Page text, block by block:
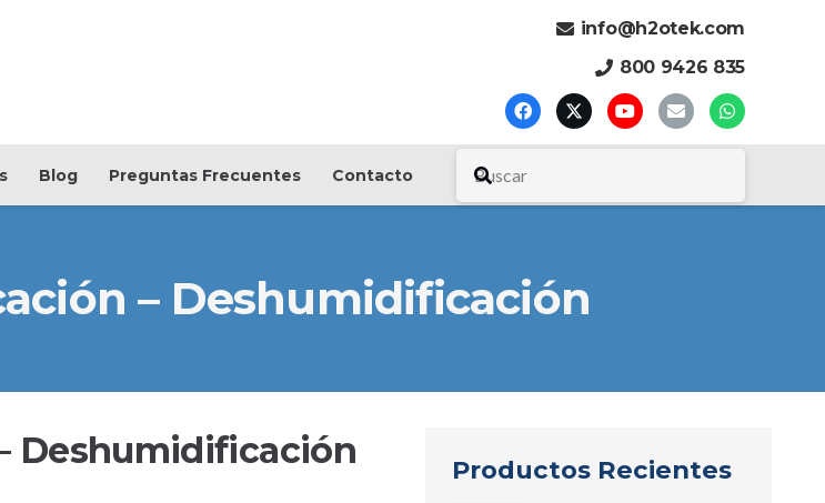
info@h2otek.com
800 9426 835
Blog Preguntas Frecuentes Contacto
– Deshumidificación
Deshumidificación Productos Recientes